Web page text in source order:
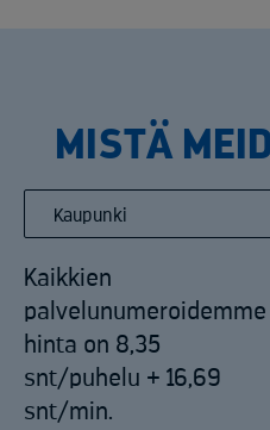
MISTÄ
Kaikkien
palvelunumeroidemme
hinta on 8,35
snt/puhelu + 16,69
snt/min.